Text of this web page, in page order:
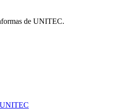
de UNITEC.
UNITEC